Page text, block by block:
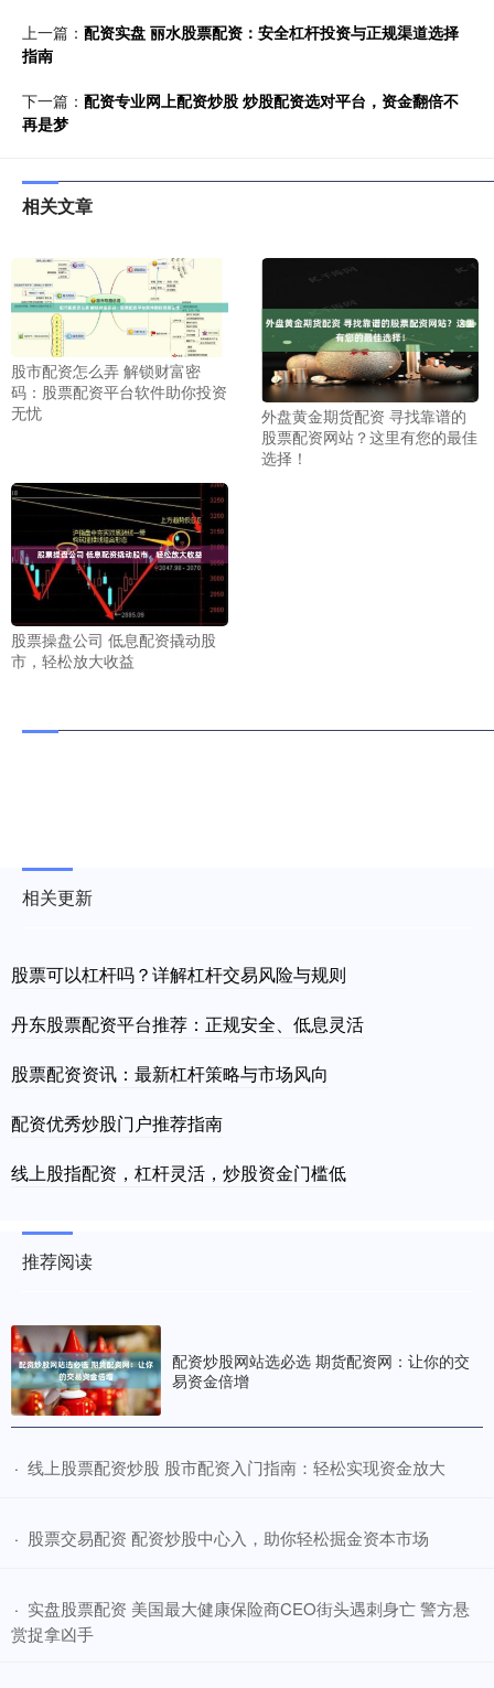
上一篇： 配资实盘 丽水股票配资：安全杠杆投资与正规渠道选择
指南
下一篇： 配资专业网上配资炒股 炒股配资选对平台，资金翻倍不
再是梦
相关文章
股市配资怎么弄 解锁财富密
码：股票配资平台软件助你投资
无忧
外盘黄金期货配资 寻找靠谱的
股票配资网站？这里有您的最佳
选择！
股票操盘公司 低息配资撬动股
市，轻松放大收益
相关更新
股票可以杠杆吗？详解杠杆交易风险与规则
丹东股票配资平台推荐：正规安全、低息灵活
股票配资资讯：最新杠杆策略与市场风向
配资优秀炒股门户推荐指南
线上股指配资，杠杆灵活，炒股资金门槛低
推荐阅读
配资炒股网站选必选 期货配资网：让你的交
易资金倍增
· ​线上股票配资炒股 股市配资入门指南：轻松实现资金放大
· ​股票交易配资 配资炒股中心入，助你轻松掘金资本市场
· ​实盘股票配资 美国最大健康保险商CEO街头遇刺身亡 警方悬
赏捉拿凶手